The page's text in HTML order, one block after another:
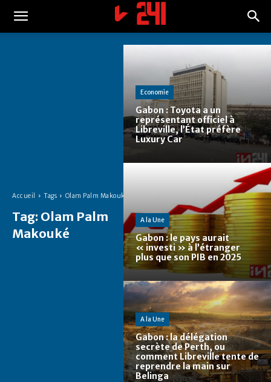
Accueil Tags Olam Palm Makouké
Tag: Olam Palm
Makouké
Economie
Gabon : Toyota a un
représentant officiel à
Libreville, l’État préfère
Luxury Car
A la Une
Gabon : le pays aurait
« investi » à l’étranger
plus que son PIB en 2025
A la Une
Gabon : la délégation
secrète de Perth, ou
comment Libreville tente de
reprendre la main sur
Belinga